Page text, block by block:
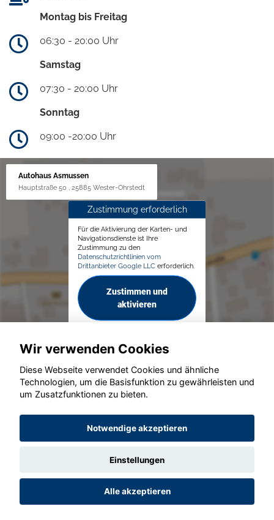
Montag bis Freitag
06:30 - 20:00 Uhr
Samstag
07:30 - 20:00 Uhr
Sonntag
09:00 -20:00 Uhr
Autohaus Asmussen
Hauptstraße 50 , 25885 Wester-Ohrstedt
Zustimmung erforderlich
Für die Aktivierung der Karten- und
Navigationsdienste ist Ihre
Zustimmung zu den
Datenschutzrichtlinien vom
Drittanbieter Google LLC erforderlich.
Zustimmen und
aktivieren
© konjunkturmotor.de GmbH 2020 - 2026
Wir verwenden Cookies
Diese Webseite verwendet Cookies und ähnliche
Technologien, um die Basisfunktion zu gewährleisten und
um Zusatzfunktionen zu bieten.
Notwendige akzeptieren
Einstellungen
Alle akzeptieren